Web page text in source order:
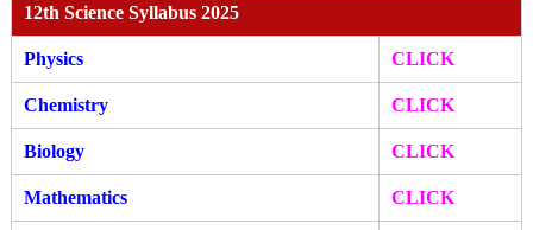
12th Science Syllabus 2025
Physics CLICK
Chemistry CLICK
Biology CLICK
Mathematics CLICK